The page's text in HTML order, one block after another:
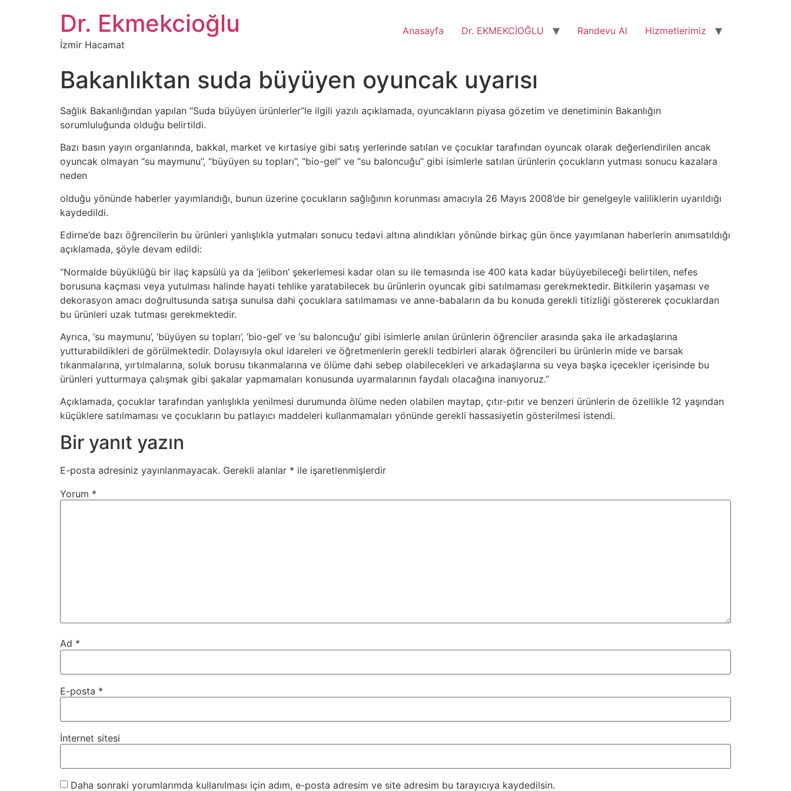
Dr. Ekmekcioğlu
İzmir Hacamat
Anasayfa Dr. EKMEKCİOĞLU Randevu Al Hizmetlerimiz
Bakanlıktan suda büyüyen oyuncak uyarısı
Sağlık Bakanlığından yapılan “Suda büyüyen ürünlerler”le ilgili yazılı açıklamada, oyuncakların piyasa gözetim ve denetiminin Bakanlığın
sorumluluğunda olduğu belirtildi.
Bazı basın yayın organlarında, bakkal, market ve kırtasiye gibi satış yerlerinde satılan ve çocuklar tarafından oyuncak olarak değerlendirilen ancak
oyuncak olmayan “su maymunu”, “büyüyen su topları”, “bio-gel” ve “su baloncuğu” gibi isimlerle satılan ürünlerin çocukların yutması sonucu kazalara
neden
olduğu yönünde haberler yayımlandığı, bunun üzerine çocukların sağlığının korunması amacıyla 26 Mayıs 2008’de bir genelgeyle valiliklerin uyarıldığı
kaydedildi.
Edirne’de bazı öğrencilerin bu ürünleri yanlışlıkla yutmaları sonucu tedavi altına alındıkları yönünde birkaç gün önce yayımlanan haberlerin anımsatıldığı
açıklamada, şöyle devam edildi:
“Normalde büyüklüğü bir ilaç kapsülü ya da ‘jelibon’ şekerlemesi kadar olan su ile temasında ise 400 kata kadar büyüyebileceği belirtilen, nefes
borusuna kaçması veya yutulması halinde hayati tehlike yaratabilecek bu ürünlerin oyuncak gibi satılmaması gerekmektedir. Bitkilerin yaşaması ve
dekorasyon amacı doğrultusunda satışa sunulsa dahi çocuklara satılmaması ve anne-babaların da bu konuda gerekli titizliği göstererek çocuklardan
bu ürünleri uzak tutması gerekmektedir.
Ayrıca, ‘su maymunu’, ‘büyüyen su topları’, ‘bio-gel’ ve ‘su baloncuğu’ gibi isimlerle anılan ürünlerin öğrenciler arasında şaka ile arkadaşlarına
yutturabildikleri de görülmektedir. Dolayısıyla okul idareleri ve öğretmenlerin gerekli tedbirleri alarak öğrencileri bu ürünlerin mide ve barsak
tıkanmalarına, yırtılmalarına, soluk borusu tıkanmalarına ve ölüme dahi sebep olabilecekleri ve arkadaşlarına su veya başka içecekler içerisinde bu
ürünleri yutturmaya çalışmak gibi şakalar yapmamaları konusunda uyarmalarının faydalı olacağına inanıyoruz.”
Açıklamada, çocuklar tarafından yanlışlıkla yenilmesi durumunda ölüme neden olabilen maytap, çıtır-pıtır ve benzeri ürünlerin de özellikle 12 yaşından
küçüklere satılmaması ve çocukların bu patlayıcı maddeleri kullanmamaları yönünde gerekli hassasiyetin gösterilmesi istendi.
Bir yanıt yazın
E-posta adresiniz yayınlanmayacak. Gerekli alanlar * ile işaretlenmişlerdir
Yorum *
Ad *
E-posta *
İnternet sitesi
Daha sonraki yorumlarımda kullanılması için adım, e-posta adresim ve site adresim bu tarayıcıya kaydedilsin.